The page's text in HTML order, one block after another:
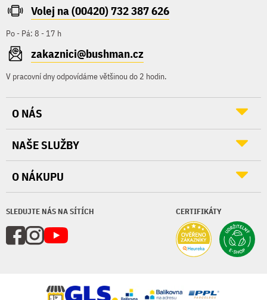
Volej na (00420) 732 387 626
Po - Pá: 8 - 17 h
zakaznici@bushman.cz
V pracovní dny odpovídáme většinou do 2 hodin.
SLEDUJTE NÁS NA SÍTÍCH CERTIFIKÁTY
O NÁS
NAŠE SLUŽBY
O NÁKUPU